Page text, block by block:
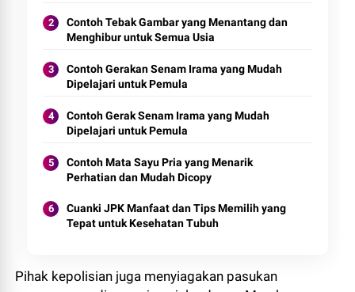
mode/v1/chat/completions
Contoh Tebak Gambar yang Menantang dan
Menghibur untuk Semua Usia
Contoh Gerakan Senam Irama yang Mudah
Dipelajari untuk Pemula
Contoh Gerak Senam Irama yang Mudah
Dipelajari untuk Pemula
Contoh Mata Sayu Pria yang Menarik
Perhatian dan Mudah Dicopy
Cuanki JPK Manfaat dan Tips Memilih yang
Tepat untuk Kesehatan Tubuh
Pihak kepolisian juga menyiagakan pasukan